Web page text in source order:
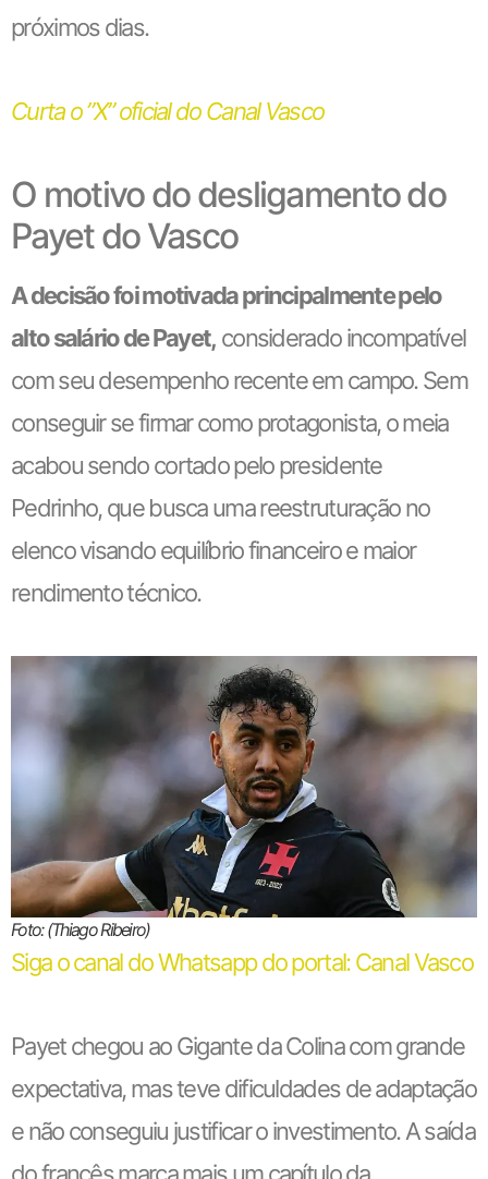
próximos dias.
Curta o ”X” oficial do Canal Vasco
O motivo do desligamento do
Payet do Vasco
A decisão foi motivada principalmente pelo
alto salário de Payet, considerado incompatível
com seu desempenho recente em campo. Sem
conseguir se firmar como protagonista, o meia
acabou sendo cortado pelo presidente
Pedrinho, que busca uma reestruturação no
elenco visando equilíbrio financeiro e maior
rendimento técnico.
Foto: (Thiago Ribeiro)
Siga o canal do Whatsapp do portal: Canal Vasco
Payet chegou ao Gigante da Colina com grande
expectativa, mas teve dificuldades de adaptação
e não conseguiu justificar o investimento. A saída